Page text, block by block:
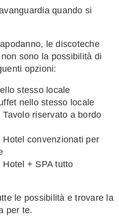
quando si
le discoteche
sono la possibilità di
opzioni:
stesso locale
nello stesso locale
riservato a bordo
convenzionati per
+ SPA tutto
le possibilità e trovare la
per te.